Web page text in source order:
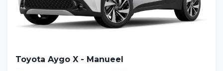
Toyota Aygo X - Manueel